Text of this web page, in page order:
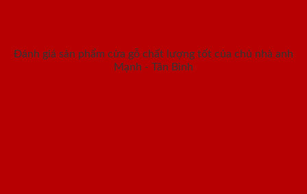
Đánh giá sản phẩm cửa gỗ chất lượng tốt của chủ nhà anh
Mạnh - Tân Bình